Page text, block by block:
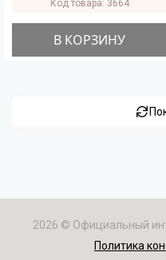
Код товара: 3664
В КОРЗИНУ
2026 © Официальный
Политика